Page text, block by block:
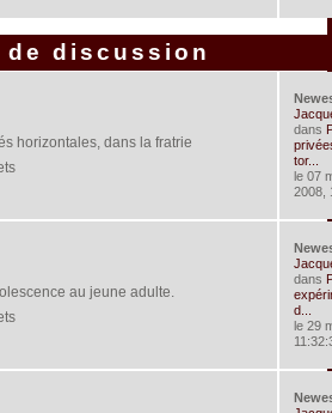
de discussion
horizontales, dans la fratrie
dans
tor...
le 07
2008,
au jeune adulte.
dans
d...
le 29